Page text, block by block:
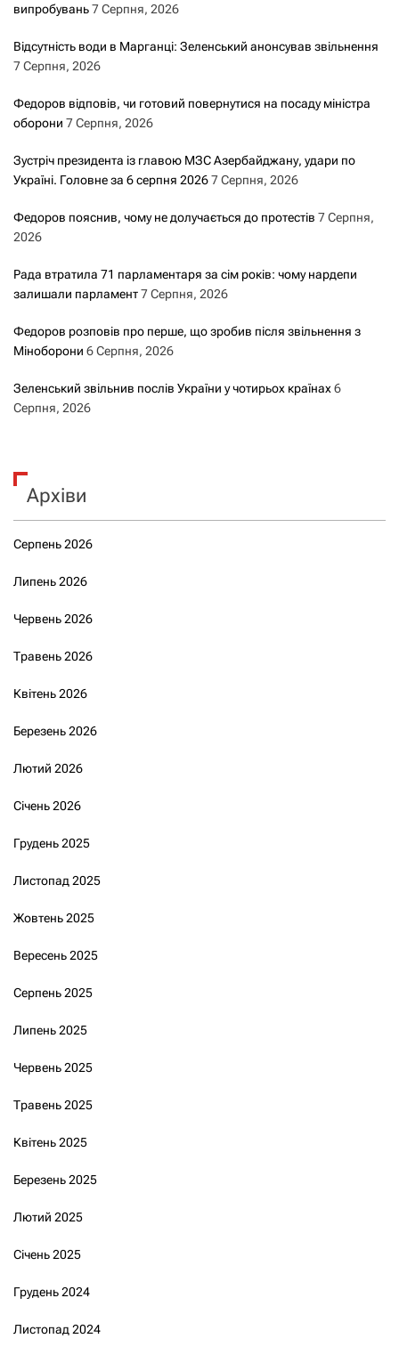
випробувань7 Серпня, 2026
Відсутність води в Марганці: Зеленський анонсував звільнення
7 Серпня, 2026
Федоров відповів, чи готовий повернутися на посаду міністра
оборони 7 Серпня, 2026
Зустріч президента із главою МЗС Азербайджану, удари по
Україні. Головне за 6 серпня 20267 Серпня, 2026
Федоров пояснив, чому не долучається до протестів 7 Серпня,
2026
Рада втратила 71 парламентаря за сім років: чому нардепи
залишали парламент7 Серпня, 2026
Федоров розповів про перше, що зробив після звільнення з
Міноборони 6 Серпня, 2026
Зеленський звільнив послів України у чотирьох країнах 6
Серпня, 2026
Архіви
Серпень 2026
Липень 2026
Червень 2026
Травень 2026
Квітень 2026
Березень 2026
Лютий 2026
Січень 2026
Грудень 2025
Листопад 2025
Жовтень 2025
Вересень 2025
Серпень 2025
Липень 2025
Червень 2025
Травень 2025
Квітень 2025
Березень 2025
Лютий 2025
Січень 2025
Грудень 2024
Листопад 2024